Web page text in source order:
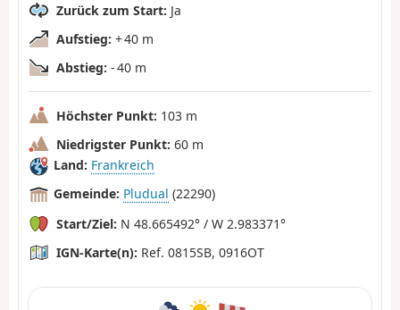
Zurück zum Start: Ja
Aufstieg: + 40 m
Abstieg: - 40 m
Höchster Punkt: 103 m
Niedrigster Punkt: 60 m
Land: Frankreich
Gemeinde: Pludual (22290)
Start/Ziel: N 48.665492° / W 2.983371°
IGN-Karte(n): Ref. 0815SB, 0916OT